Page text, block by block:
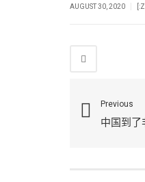
AUGUST 30, 2020
Previous
中国到了